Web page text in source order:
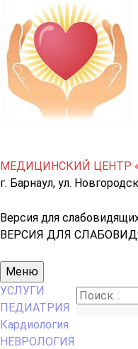
МЕДИЦИНСКИЙ ЦЕНТР
г. Барнаул, ул.
Версия для
ВЕРСИЯ ДЛЯ
Основное
меню
Меню
Найти:
УСЛУГИ
ПЕДИАТРИЯ
Кардиология
НЕВРОЛОГИЯ